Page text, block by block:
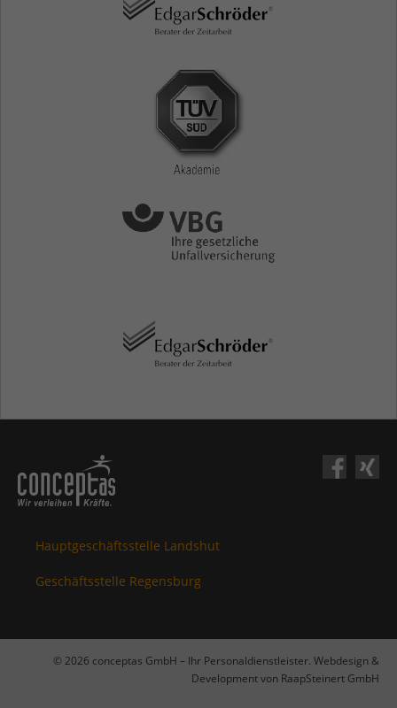
Hauptgeschäftsstelle Landshut
Geschäftsstelle Regensburg
© 2026 conceptas GmbH – Ihr Personaldienstleister. Webdesign &
Development von RaapSteinert GmbH